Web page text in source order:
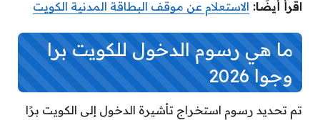
اقرأ أيضًا: الاستعلام عن موقف البطاقة المدنية الكويت
ما هي رسوم الدخول للكويت برا
وجوا 2026
تم تحديد رسوم استخراج تأشيرة الدخول إلى الكويت برًا